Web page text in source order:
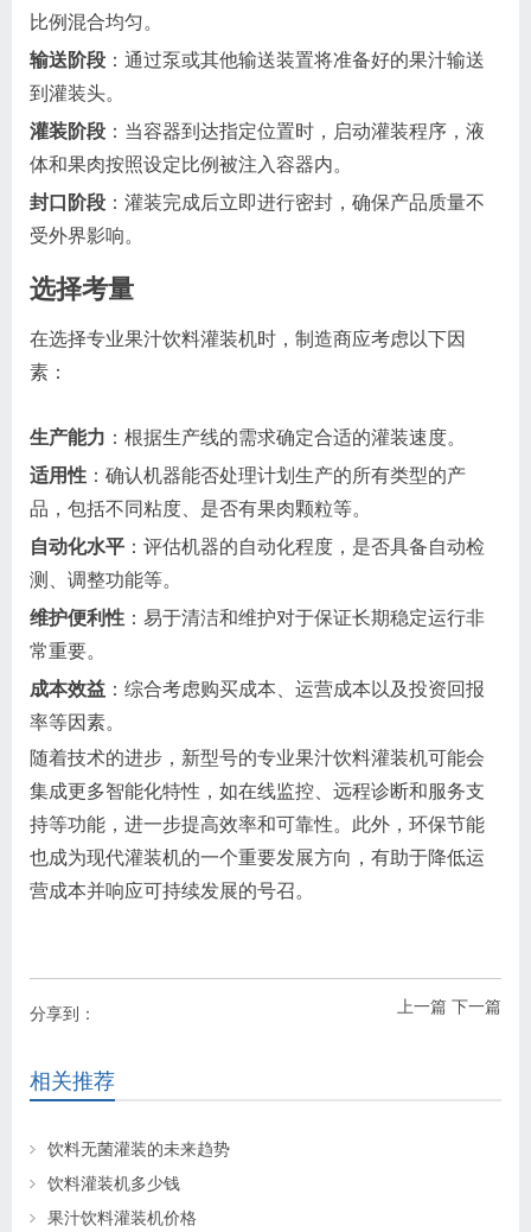
比例混合均匀。
输送阶段 ：通过泵或其他输送装置将准备好的果汁输送
到灌装头。
灌装阶段 ：当容器到达指定位置时，启动灌装程序，液
体和果肉按照设定比例被注入容器内。
封口阶段 ：灌装完成后立即进行密封，确保产品质量不
受外界影响。
选择考量
在选择专业果汁饮料灌装机时，制造商应考虑以下因
素：
生产能力 ：根据生产线的需求确定合适的灌装速度。
适用性 ：确认机器能否处理计划生产的所有类型的产
品，包括不同粘度、是否有果肉颗粒等。
自动化水平 ：评估机器的自动化程度，是否具备自动检
测、调整功能等。
维护便利性 ：易于清洁和维护对于保证长期稳定运行非
常重要。
成本效益 ：综合考虑购买成本、运营成本以及投资回报
率等因素。
随着技术的进步，新型号的专业果汁饮料灌装机可能会
集成更多智能化特性，如在线监控、远程诊断和服务支
持等功能，进一步提高效率和可靠性。此外，环保节能
也成为现代灌装机的一个重要发展方向，有助于降低运
营成本并响应可持续发展的号召。
上一篇 下一篇
分享到：
相关推荐
饮料无菌灌装的未来趋势
饮料灌装机多少钱
果汁饮料灌装机价格